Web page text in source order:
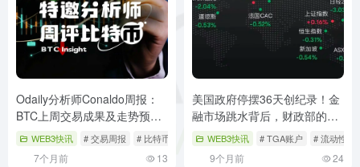
Odaily分析师Conaldo周报：
BTC上周交易成果及走势预测
复盘WEB3快讯 # 交易周报 # 比特币 # 行情分析
7个月前 13
美国政府停摆36天创纪录！金
融市场跳水背后，财政部的黑
洞竟是真凶？
WEB3快讯 # TGA账户 # 流动性危
9个月前 24